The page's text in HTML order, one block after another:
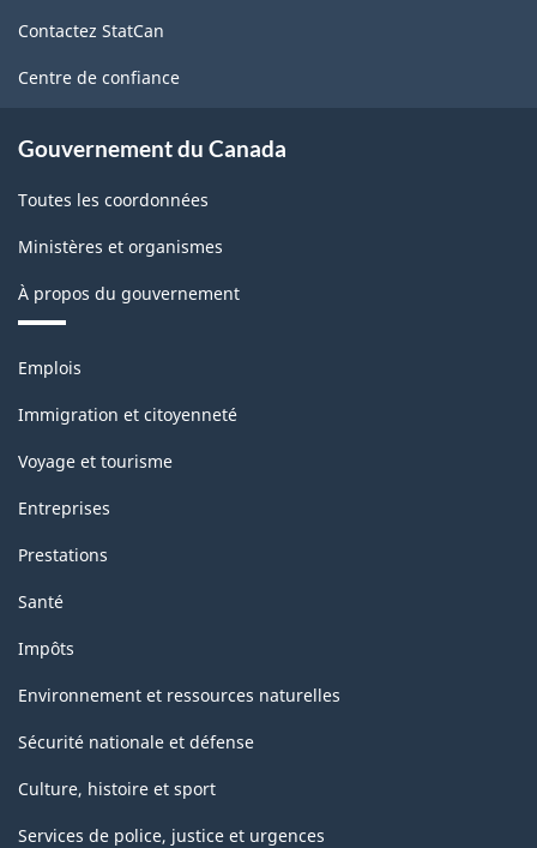
ce
site
Contactez StatCan
Centre de confiance
Gouvernement du Canada
Toutes les coordonnées
Ministères et organismes
À propos du gouvernement
Thèmes
sujets
Emplois
Immigration et citoyenneté
Voyage et tourisme
Entreprises
Prestations
Santé
Impôts
Environnement et ressources naturelles
Sécurité nationale et défense
Culture, histoire et sport
Services de police, justice et urgences